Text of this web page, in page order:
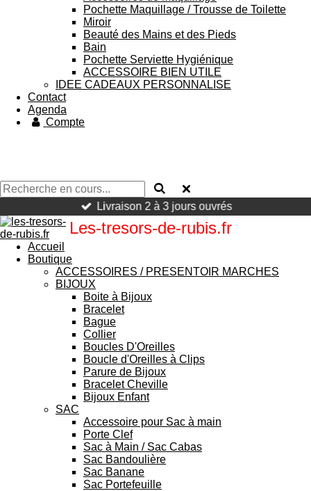
Pochette Maquillage / Trousse de Toilette
Miroir
Beauté des Mains et des Pieds
Bain
Pochette Serviette Hygiénique
ACCESSOIRE BIEN UTILE
IDEE CADEAUX PERSONNALISE
Contact
Agenda
Compte
Livraison 2 à 3 jours ouvrés
Les-tresors-de-rubis.fr
Accueil
Boutique
ACCESSOIRES / PRESENTOIR MARCHES
BIJOUX
Boite à Bijoux
Bracelet
Bague
Collier
Boucles D'Oreilles
Boucle d'Oreilles à Clips
Parure de Bijoux
Bracelet Cheville
Bijoux Enfant
SAC
Accessoire pour Sac à main
Porte Clef
Sac à Main / Sac Cabas
Sac Bandoulière
Sac Banane
Sac Portefeuille